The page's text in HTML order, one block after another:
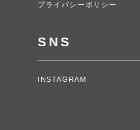
プライバシーポリシー
SNS
INSTAGRAM